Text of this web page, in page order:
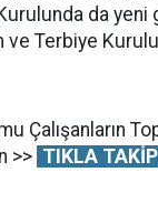
da yeni
ve Terbiye
Çalışanların
>> TIKLA